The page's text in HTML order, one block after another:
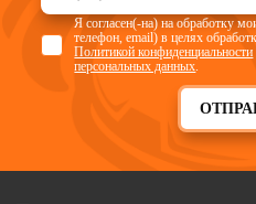
Я согласен(-на) на обработку
телефон, email) в целях
Политикой конфиденциальности
персональных данных.